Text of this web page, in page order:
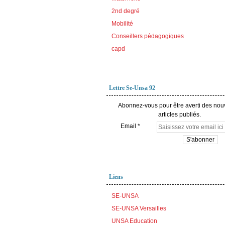
2nd degré
Mobilité
Conseillers pédagogiques
capd
Lettre Se-Unsa 92
Abonnez-vous pour être averti des
articles publiés.
Email
Liens
SE-UNSA
SE-UNSA Versailles
UNSA Education